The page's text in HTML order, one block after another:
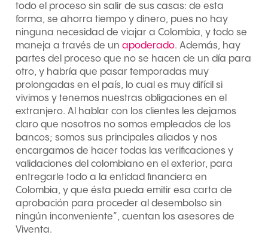
todo el proceso sin salir de sus casas: de esta
forma, se ahorra tiempo y dinero, pues no hay
ninguna necesidad de viajar a Colombia, y todo se
maneja a través de unapoderado. Además, hay
partes del proceso que no se hacen de un día para
otro, y habría que pasar temporadas muy
prolongadas en el país, lo cual es muy difícil si
vivimos y tenemos nuestras obligaciones en el
extranjero. Al hablar con los clientes les dejamos
claro que nosotros no somos empleados de los
bancos; somos sus principales aliados y nos
encargamos de hacer todas las verificaciones y
validaciones del colombiano en el exterior, para
entregarle todo a la entidad financiera en
Colombia, y que ésta pueda emitir esa carta de
aprobación para proceder al desembolso sin
ningún inconveniente”, cuentan los asesores de
Viventa.